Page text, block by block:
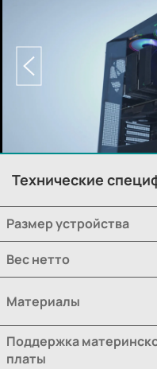
Технические
Размер устройства
Вес нетто
Материалы
Поддержка
платы